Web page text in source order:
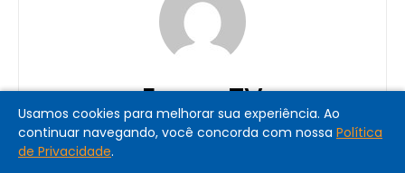
ErgaroTV
Usamos cookies para melhorar sua experiência. Ao
continuar navegando, você concorda com nossa Política
de Privacidade.